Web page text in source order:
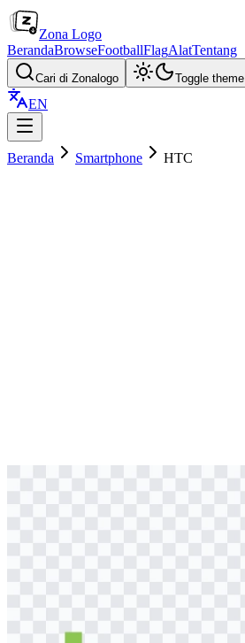
Zona Logo
BerandaBrowseFootballFlagAlatTentang
Cari di Zonalogo Toggle theme
EN
Beranda Smartphone HTC